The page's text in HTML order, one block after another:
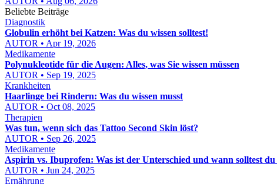
Beliebte Beiträge
Diagnostik
Globulin erhöht bei Katzen: Was du wissen solltest!
AUTOR • Apr 19, 2026
Medikamente
Polynukleotide für die Augen: Alles, was Sie wissen müssen
AUTOR • Sep 19, 2025
Krankheiten
Haarlinge bei Rindern: Was du wissen musst
AUTOR • Oct 08, 2025
Therapien
Was tun, wenn sich das Tattoo Second Skin löst?
AUTOR • Sep 26, 2025
Medikamente
Aspirin vs. Ibuprofen: Was ist der Unterschied und wann solltest
AUTOR • Jun 24, 2025
Ernährung